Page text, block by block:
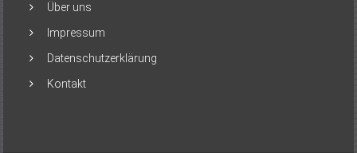
Über uns
Impressum
Datenschutzerklärung
Kontakt